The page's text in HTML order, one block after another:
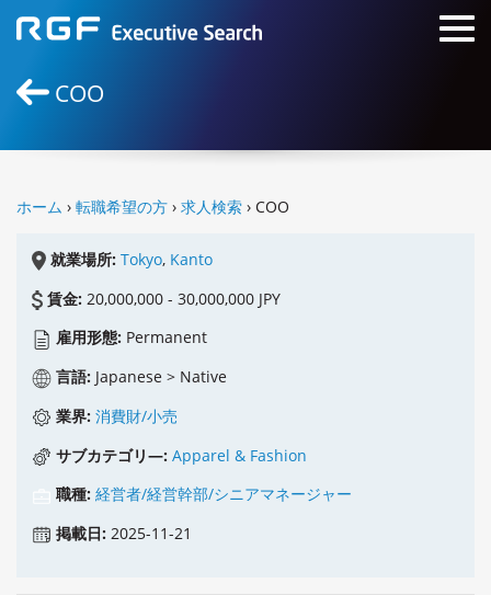
COO
ホーム › 転職希望の方 › 求人検索 › COO
就業場所: Tokyo, Kanto
賃金: 20,000,000 - 30,000,000 JPY
雇用形態: Permanent
言語: Japanese > Native
業界:消費財/小売
サブカテゴリ―:Apparel & Fashion
職種:経営者/経営幹部/シニアマネージャー
掲載日:2025-11-21